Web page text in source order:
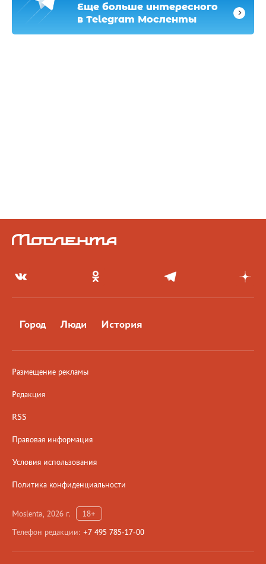
Еще больше интересного
в Telegram Мосленты
Город Люди История
Размещение рекламы
Редакция
RSS
Правовая информация
Условия использования
Политика конфиденциальности
Moslenta, 2026 г.
18+
Телефон редакции: +7 495 785-17-00